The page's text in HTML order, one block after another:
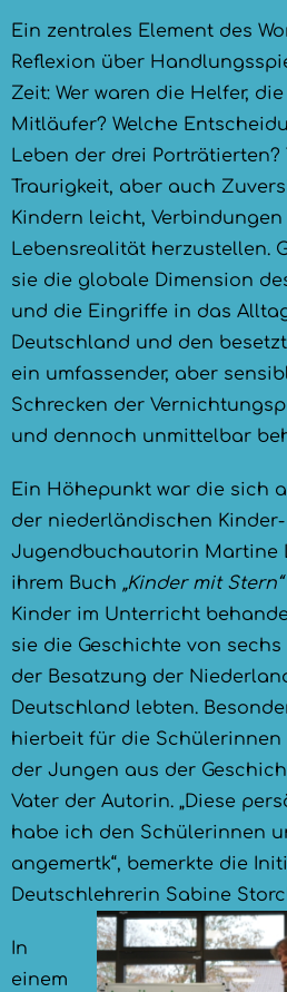
Ein zentrales Element des
Reflexion über
Zeit: Wer waren die Helfer,
Mitläufer? Welche
Leben der drei Porträtierten?
Traurigkeit, aber auch
Kindern leicht,
Lebensrealität herzustellen.
sie die globale Dimension
und die Eingriffe in das
Deutschland und den
ein umfassender, aber
Schrecken der
und dennoch unmittelbar
Ein Höhepunkt war die sich
der niederländischen
Jugendbuchautorin Martine
ihrem Buch „Kinder mit Stern“
Kinder im Unterricht
sie die Geschichte von
der Besatzung der
Deutschland lebten.
hierbeit für die Schülerinnen
der Jungen aus der
Vater der Autorin. „Diese
habe ich den Schülerinnen
angemertk“, bemerkte die
Deutschlehrerin Sabine
In
einem